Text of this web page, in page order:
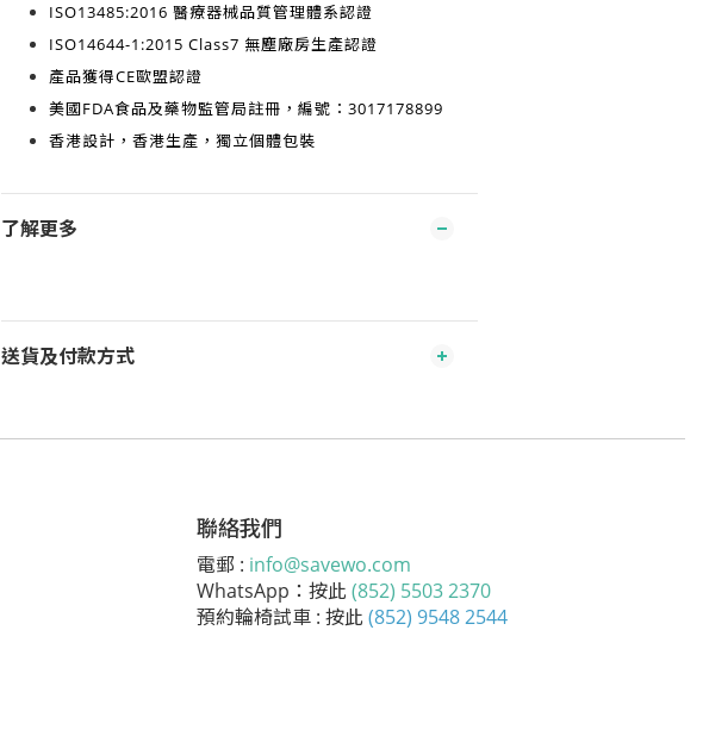
ISO13485:2016 醫療器械品質管理體系認證
ISO14644-1:2015 Class7 無塵廠房生產認證
產品獲得CE歐盟認證
美國FDA食品及藥物監管局註冊，編號：3017178899
香港設計，香港生產 ，獨立個體包裝
了解更多
送貨及付款方式
聯絡我們
電郵 : info@savewo.com
WhatsApp：按此 (852) 5503 2370
預約輪椅試車 : 按此 (852) 9548 2544